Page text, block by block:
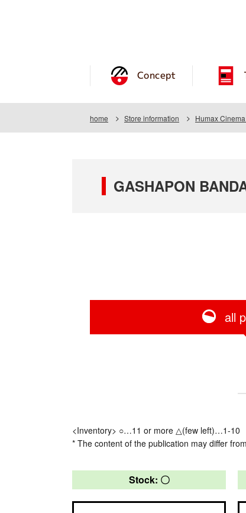
Concept
home Store information Humax
GASHAPON
all
<Inventory> ○…11 or more △(few left)…1-10
* The content of the publication may differ
Stock: 〇